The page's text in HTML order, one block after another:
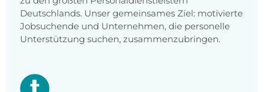
Deutschlands. Unser gemeinsames Ziel: motivierte
Jobsuchende und Unternehmen, die personelle
Unterstützung suchen, zusammenzubringen.